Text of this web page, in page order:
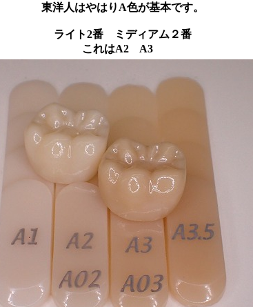
東洋人はやはりA色が基本です。
ライト2番 ミディアム２番
これはA2 A3